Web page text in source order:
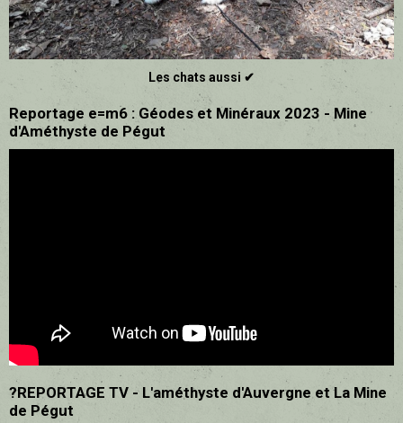
Les chats aussi ✔
Reportage e=m6 : Géodes et Minéraux 2023 - Mine
d'Améthyste de Pégut
?REPORTAGE TV - L'améthyste d'Auvergne et La Mine
de Pégut